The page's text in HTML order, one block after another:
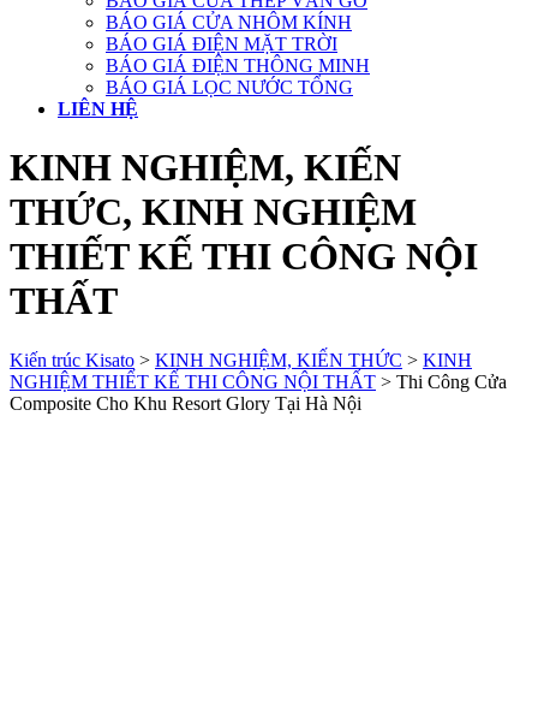
BÁO GIÁ CỬA NHÔM KÍNH
BÁO GIÁ ĐIỆN MẶT TRỜI
BÁO GIÁ ĐIỆN THÔNG MINH
BÁO GIÁ LỌC NƯỚC TỔNG
LIÊN HỆ
KINH NGHIỆM, KIẾN
THỨC, KINH NGHIỆM
THIẾT KẾ THI CÔNG NỘI
THẤT
Kiến trúc Kisato > KINH NGHIỆM, KIẾN THỨC > KINH
NGHIỆM THIẾT KẾ THI CÔNG NỘI THẤT > Thi Công Cửa
Composite Cho Khu Resort Glory Tại Hà Nội